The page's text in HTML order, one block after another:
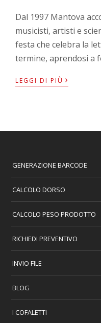
Dal 1997 Mantova
musicisti, artisti e
festa che celebra la
termine, aprendosi a
LEGGI DI PIÙ ›
GENERAZIONE BARCODE
CALCOLO DORSO
CALCOLO PESO PRODOTTO
RICHIEDI PREVENTIVO
INVIO FILE
BLOG
I COFALETTI